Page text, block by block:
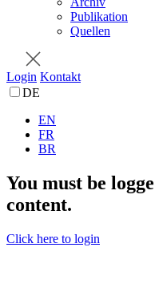
Publikation
Quellen
Login Kontakt
DE
EN
FR
BR
You must be
content.
Click here to login